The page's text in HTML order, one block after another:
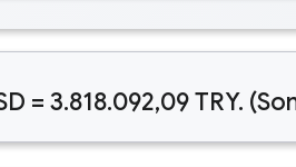
= 3.818.092,09 TRY.